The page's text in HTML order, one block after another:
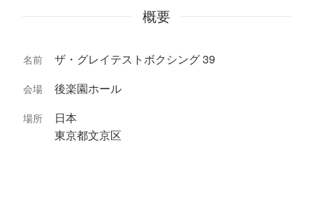
概要
名前 ザ・グレイテストボクシング 39
会場 後楽園ホール
場所
日本
東京都文京区